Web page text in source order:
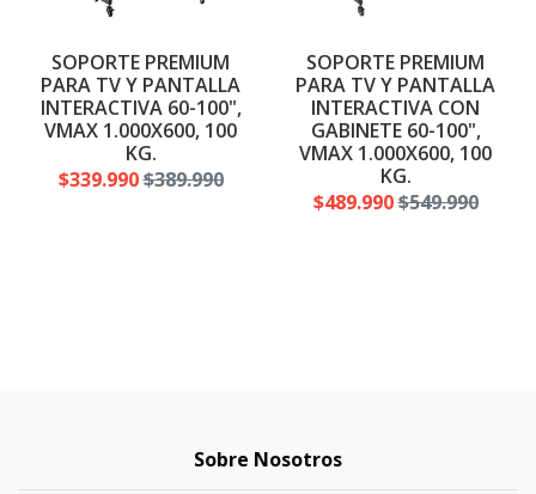
SOPORTE PREMIUM
PARA TV Y PANTALLA
INTERACTIVA 60-100",
VMAX 1.000X600, 100
KG.
$339.990$389.990
SOPORTE PREMIUM
PARA TV Y PANTALLA
INTERACTIVA CON
GABINETE 60-100",
VMAX 1.000X600, 100
KG.
$489.990$549.990
Sobre Nosotros